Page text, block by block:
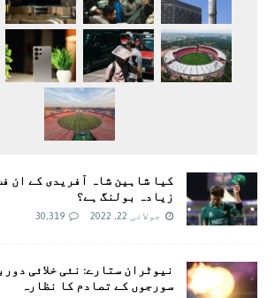
کیا شاہین شاہ آفریدی کے ان
زیادہ بولنگ ہے؟
جولائی 22, 2022 30,319
نیوٹران ستارے: نئی خلائی
سورجوں کے تصادم کا نظارہ